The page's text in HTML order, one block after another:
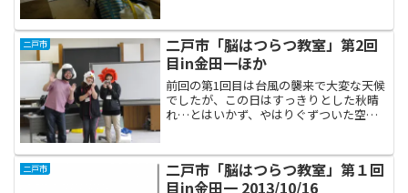
を平らげるのが精一杯ですよ‥アシスタ
ントなすちゃん、どうぞよ...
二戸市
二戸市「脳はつらつ教室」第2回
目in金田一ほか
前回の第1回目は台風の襲来で大変な天候
でしたが、この日はすっきりとした秋晴
れ…とはいかず、やはりぐずついた空模
カードゲームを使いました。二枚のカー
ドが対になっていて、会...
二戸市
二戸市「脳はつらつ教室」第１回
目in金田一 2013/10/16